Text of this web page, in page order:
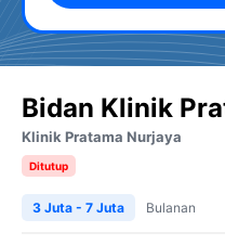
Bidan Klinik
Klinik Pratama Nurjaya
Ditutup
3 Juta - 7 Juta Bulanan